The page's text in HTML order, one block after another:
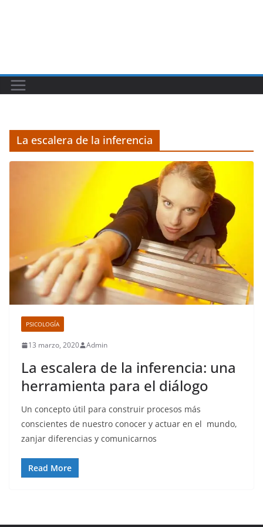
La escalera de la inferencia
PSICOLOGÍA
13 marzo, 2020 Admin
La escalera de la inferencia: una
herramienta para el diálogo
Un concepto útil para construir procesos más
conscientes de nuestro conocer y actuar en el mundo,
zanjar diferencias y comunicarnos
Read More